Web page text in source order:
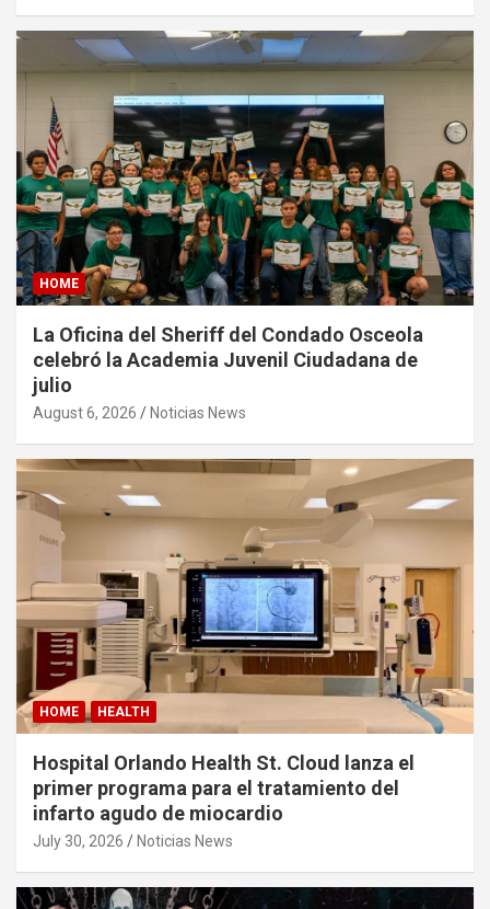
HOME
La Oficina del Sheriff del Condado Osceola
celebró la Academia Juvenil Ciudadana de
julio
August 6, 2026 Noticias News
HOME HEALTH
Hospital Orlando Health St. Cloud lanza el
primer programa para el tratamiento del
infarto agudo de miocardio
July 30, 2026 Noticias News